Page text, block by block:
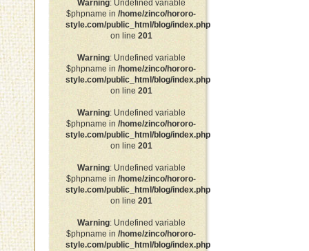
Warning: Undefined variable
$phpname in /home/zinco/hororo-
style.com/public_html/blog/index.php
on line 201
Warning: Undefined variable
$phpname in /home/zinco/hororo-
style.com/public_html/blog/index.php
on line 201
Warning: Undefined variable
$phpname in /home/zinco/hororo-
style.com/public_html/blog/index.php
on line 201
Warning: Undefined variable
$phpname in /home/zinco/hororo-
style.com/public_html/blog/index.php
on line 201
Warning: Undefined variable
$phpname in /home/zinco/hororo-
style.com/public_html/blog/index.php